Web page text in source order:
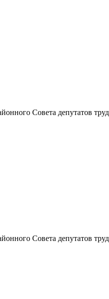
Совета депутатов
Совета депутатов